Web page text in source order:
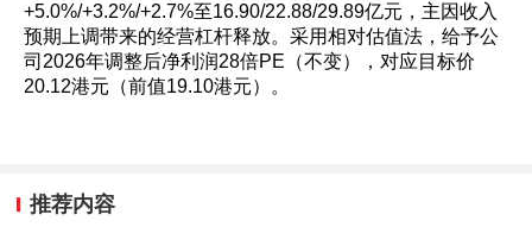
+5.0%/+3.2%/+2.7%至16.90/22.88/29.89亿元，主因收入
预期上调带来的经营杠杆释放。采用相对估值法，给予公
司2026年调整后净利润28倍PE（不变），对应目标价
20.12港元（前值19.10港元）。
推荐内容